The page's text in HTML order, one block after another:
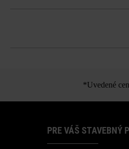
*Uvedené
PRE VÁŠ STAVEBNÝ